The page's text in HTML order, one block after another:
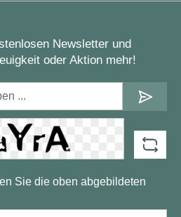
Newsletter und
oder Aktion mehr!
Sie die oben abgebildeten